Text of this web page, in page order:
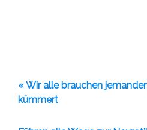
« Wir alle brauchen
kümmert